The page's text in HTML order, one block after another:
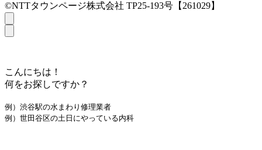
©NTTタウンページ株式会社 TP25-193号【261029】
こんにちは！
何をお探しですか？
例）渋谷駅の水まわり修理業者
例）世田谷区の土日にやっている内科